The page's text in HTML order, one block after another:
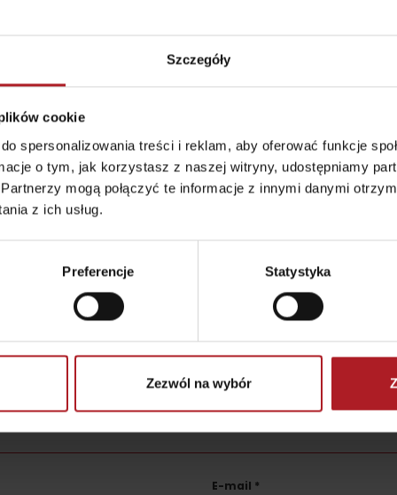
Szczegóły
cookie
spersonalizowania treści i reklam, aby oferować funkcje
o tym, jak korzystasz z naszej witryny, udostępniamy
mogą połączyć te informacje z innymi danymi
z ich usług.
Preferencje Statystyka
Zezwól na wybór
miejscowość Liptovský
Ján
Gdzie kupić? Liptowskie
E-mail *